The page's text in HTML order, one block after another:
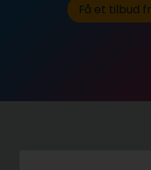
Få et tilbud